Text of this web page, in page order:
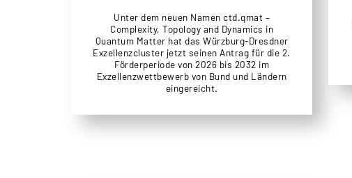
Unter dem neuen Namen ctd.qmat –
Complexity, Topology and Dynamics in
Quantum Matter hat das Würzburg-Dresdner
Exzellenzcluster jetzt seinen Antrag für die 2.
Förderperiode von 2026 bis 2032 im
Exzellenzwettbewerb von Bund und Ländern
eingereicht.